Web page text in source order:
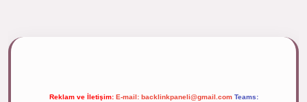
Reklam ve İletişim: E-mail: backlinkpaneli@gmail.com Teams: